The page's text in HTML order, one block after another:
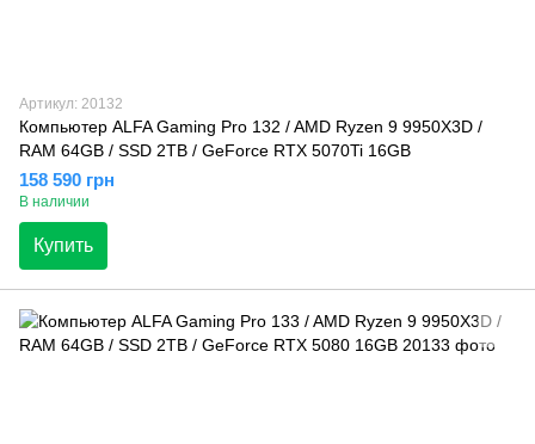
Артикул: 20132
Компьютер ALFA Gaming Pro 132 / AMD Ryzen 9 9950X3D /
RAM 64GB / SSD 2TB / GeForce RTX 5070Ti 16GB
158 590 грн
В наличии
Купить